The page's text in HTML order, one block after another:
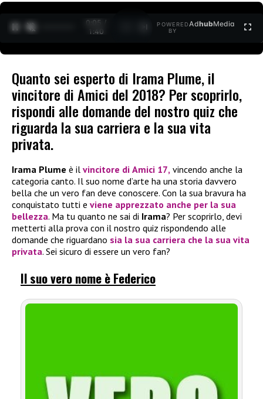
0:06 /
1:40
POWERED
BY
AdhubMedia
Quanto sei esperto di Irama Plume, il
vincitore di Amici del 2018? Per scoprirlo,
rispondi alle domande del nostro quiz che
riguarda la sua carriera e la sua vita
privata.
Irama Plume è il vincitore di Amici 17, vincendo anche la
categoria canto. Il suo nome d’arte ha una storia davvero
bella che un vero fan deve conoscere. Con la sua bravura ha
conquistato tutti e viene apprezzato anche per la sua
bellezza. Ma tu quanto ne sai di Irama? Per scoprirlo, devi
metterti alla prova con il nostro quiz rispondendo alle
domande che riguardano sia la sua carriera che la sua vita
privata. Sei sicuro di essere un vero fan?
Il suo vero nome è Federico